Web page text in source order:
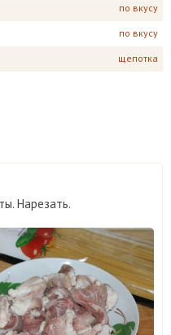
по вкусу
по вкусу
щепотка
Нарезать.